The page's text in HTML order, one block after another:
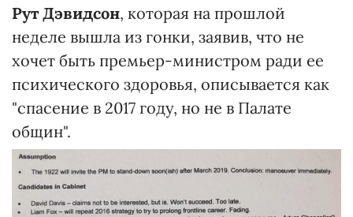
Рут Дэвидсон, которая на прошлой
неделе вышла из гонки, заявив, что не
хочет быть премьер-министром ради ее
психического здоровья, описывается как
"спасение в 2017 году, но не в Палате
общин".